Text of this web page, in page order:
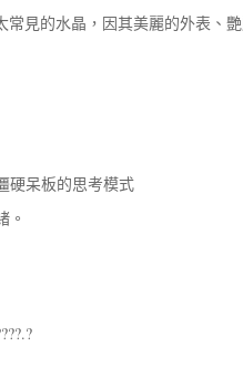
常見的水晶，因其美麗的外表、
硬呆板的思考模式
。